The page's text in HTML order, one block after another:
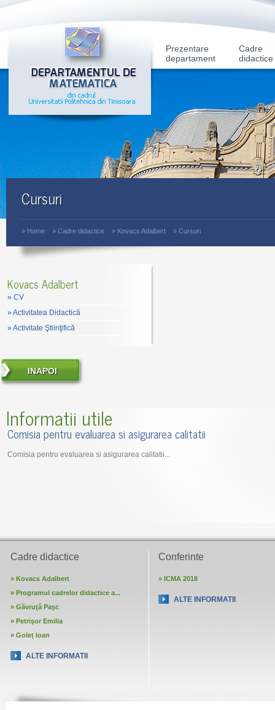
Prezentare
departament
Cadre
didactice
Cursuri
» Home » Cadre didactice » Kovacs Adalbert » Cursuri
Kovacs Adalbert
» CV
» Activitatea Didactică
» Activitate Ştiinţifică
INAPOI
Informatii utile
Comisia pentru evaluarea si asigurarea calitatii
Comisia pentru evaluarea si asigurarea calitatii...
Cadre didactice
» Kovacs Adalbert
» Programul cadrelor didactice a...
» Găvruţă Paşc
» Petrişor Emilia
» Goleț Ioan
ALTE INFORMATII
Conferinte
» ICMA 2018
ALTE INFORMATII